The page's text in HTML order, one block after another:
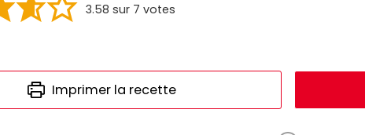
3.58 sur 7 votes
Imprimer la recette